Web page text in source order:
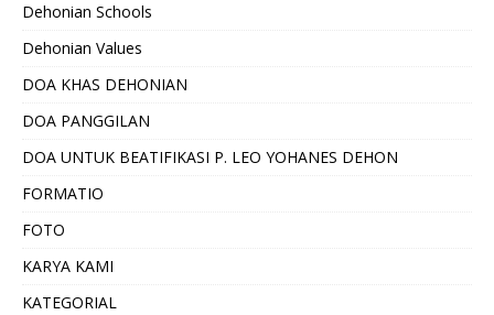
Dehonian Schools
Dehonian Values
DOA KHAS DEHONIAN
DOA PANGGILAN
DOA UNTUK BEATIFIKASI P. LEO YOHANES DEHON
FORMATIO
FOTO
KARYA KAMI
KATEGORIAL